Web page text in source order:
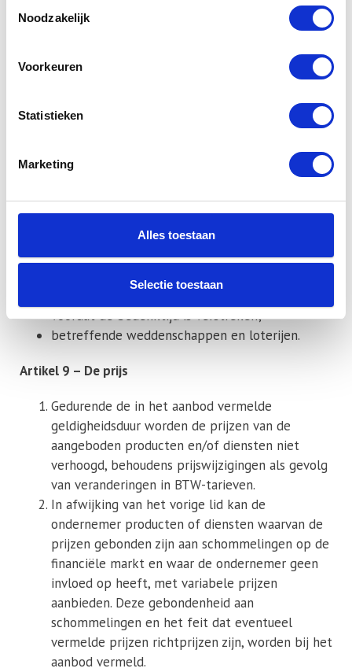
Noodzakelijk
Voorkeuren
Statistieken
Marketing
Alles toestaan
Selectie toestaan
teruggezonden;
schommelingen op de financiële markt waarop
voor losse kranten en tijdschriften;
computersoftware waarvan de consument de
betreffende logies, vervoer, restaurantbedrijf of
vrijetijdsbesteding te verrichten op een
bepaalde datum of tijdens een bepaalde
periode;
waarvan de levering met uitdrukkelijke
voordat de bedenktijd is verstreken;
betreffende weddenschappen en loterijen.
Artikel 9 – De prijs
Gedurende de in het aanbod vermelde
geldigheidsduur worden de prijzen van de
aangeboden producten en/of diensten niet
verhoogd, behoudens prijswijzigingen als gevolg
van veranderingen in BTW-tarieven.
In afwijking van het vorige lid kan de
ondernemer producten of diensten waarvan de
prijzen gebonden zijn aan schommelingen op de
financiële markt en waar de ondernemer geen
invloed op heeft, met variabele prijzen
aanbieden. Deze gebondenheid aan
schommelingen en het feit dat eventueel
vermelde prijzen richtprijzen zijn, worden bij het
aanbod vermeld.